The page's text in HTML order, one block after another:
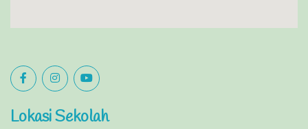
Lokasi Sekolah